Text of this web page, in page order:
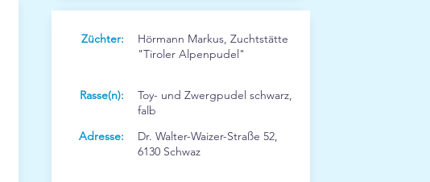
Züchter:
Hörmann Markus, Zuchtstätte
"Tiroler Alpenpudel"
Rasse(n):
Adresse:
Toy- und Zwergpudel schwarz,
falb
Dr. Walter-Waizer-Straße 52,
6130 Schwaz